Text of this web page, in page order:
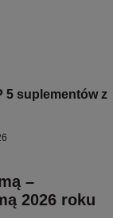
5 suplementów z
–
2026 roku